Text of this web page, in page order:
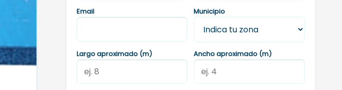
Email Municipio
Largo aproximado (m) Ancho aproximado (m)